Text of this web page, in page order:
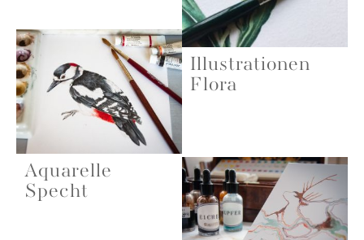
Illustrationen
Flora
Aquarelle
Specht